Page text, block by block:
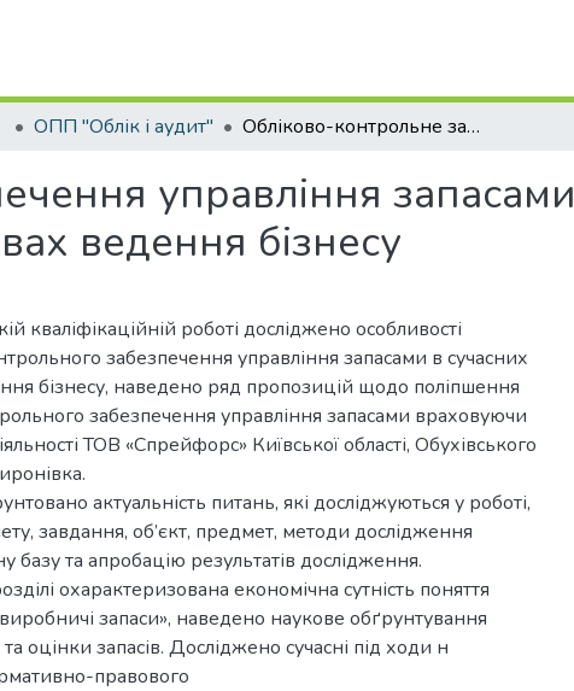
ОПП "Облік і аудит" Обліково-контрольне забезпечення управління запасами підприємства в сучасних умовах ведення бізнесу
управління запасами
ведення бізнесу
кваліфікаційній роботі досліджено особливості
забезпечення управління запасами в сучасних
бізнесу, наведено ряд пропозицій щодо поліпшення
забезпечення управління запасами враховуючи
ТОВ «Спрейфорс» Київської області, Обухівського
актуальність питань, які досліджуються у роботі,
завдання, об’єкт, предмет, методи дослідження
базу та апробацію результатів дослідження.
охарактеризована економічна сутність поняття
запаси», наведено наукове обґрунтування
та оцінки запасів. Досліджено сучасні під ходи н
правового